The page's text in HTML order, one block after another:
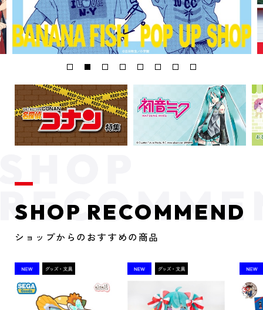
SHOP RECOMMEND
ショップからのおすすめの商品